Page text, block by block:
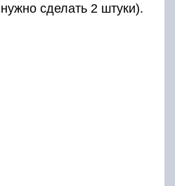
сделать 2 штуки).